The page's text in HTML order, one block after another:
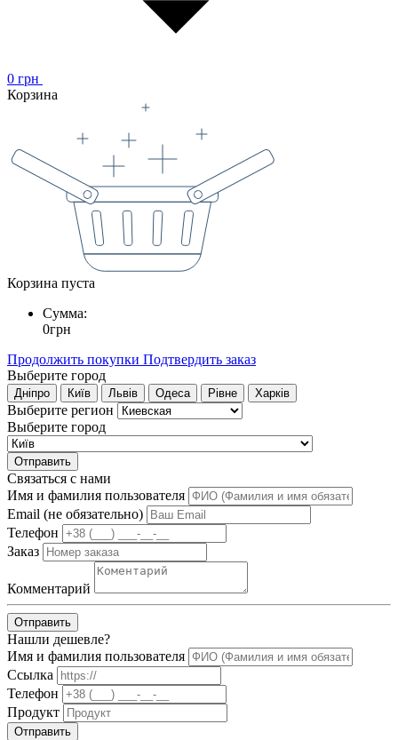
0 грн
Корзина
Корзина пуста
Сумма:
0грн
Продолжить покупки Подтвердить заказ
Выберите город
Дніпро Київ Львів Одеса Рівне Харків
Выберите регион
Выберите город
Отправить
Связаться с нами
Имя и фамилия пользователя
Email (не обязательно)
Телефон
Заказ
Комментарий
Отправить
Нашли дешевле?
Имя и фамилия пользователя
Ссылка
Телефон
Продукт
Отправить